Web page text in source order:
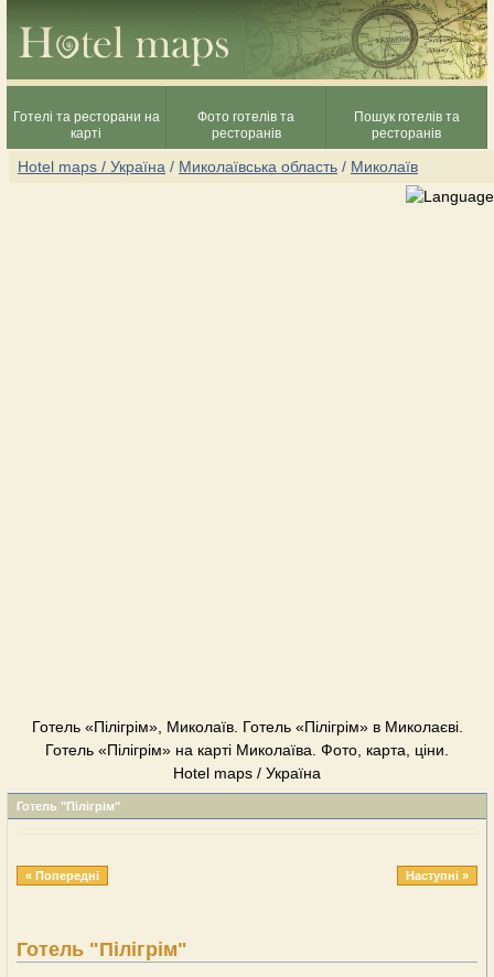
Готелі та ресторани на
карті
Фото готелів та
ресторанів
Пошук готелів та
ресторанів
Hotel maps / Україна / Миколаївська область / Миколаїв
Готель «Пілігрім», Миколаїв. Готель «Пілігрім» в Миколаєві.
Готель «Пілігрім» на карті Миколаїва. Фото, карта, ціни.
Hotel maps / Україна
Готель "Пілігрім"
« Попередні Наступні »
Готель "Пілігрім"